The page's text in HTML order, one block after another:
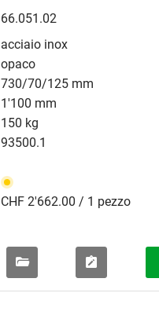
66.051.02
acciaio inox
opaco
730/70/125 mm
1'100 mm
150 kg
93500.1
CHF 2'662.00 / 1 pezzo